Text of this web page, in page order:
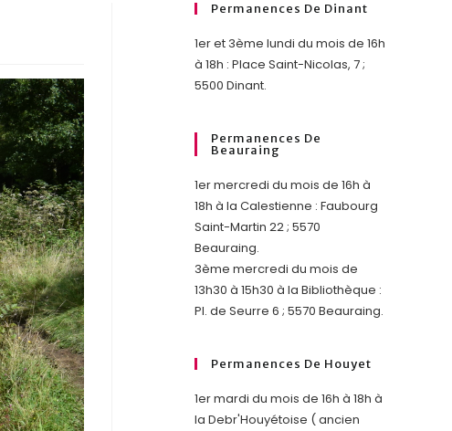
Permanences De Dinant
1er et 3ème lundi du mois de 16h
à 18h : Place Saint-Nicolas, 7 ;
5500 Dinant.
Permanences De
Beauraing
1er mercredi du mois de 16h à
18h à la Calestienne : Faubourg
Saint-Martin 22 ; 5570
Beauraing.
3ème mercredi du mois de
13h30 à 15h30 à la Bibliothèque :
Pl. de Seurre 6 ; 5570 Beauraing.
Permanences De Houyet
1er mardi du mois de 16h à 18h à
la Debr'Houyétoise ( ancien